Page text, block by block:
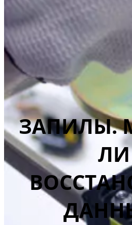
ЗАПИЛЫ.
ЛИ